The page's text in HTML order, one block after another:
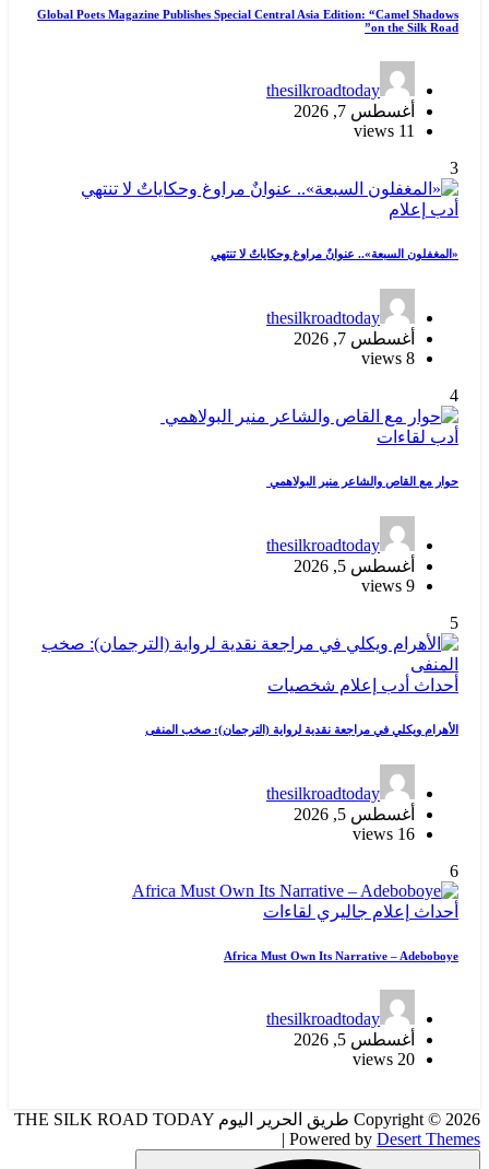
Global Poets Magazine Publishes Special Central Asia Edition: “Camel Shadows
on the Silk Road”
thesilkroadtoday
أغسطس 7, 2026
11 views
3
أدب إعلام
«المغفلون السبعة».. عنوانٌ مراوغ وحكاياتٌ لا تنتهي
thesilkroadtoday
أغسطس 7, 2026
8 views
4
أدب لقاءات
حوار مع القاص والشاعر منير البولاهمي
thesilkroadtoday
أغسطس 5, 2026
9 views
5
أحداث أدب إعلام شخصيات
الأهرام ويكلي في مراجعة نقدية لرواية (الترجمان): صخب المنفى
thesilkroadtoday
أغسطس 5, 2026
16 views
6
أحداث إعلام جاليري لقاءات
Africa Must Own Its Narrative – Adeboboye
thesilkroadtoday
أغسطس 5, 2026
20 views
Copyright © 2026 طريق الحرير اليوم THE SILK ROAD TODAY
| Powered by Desert Themes